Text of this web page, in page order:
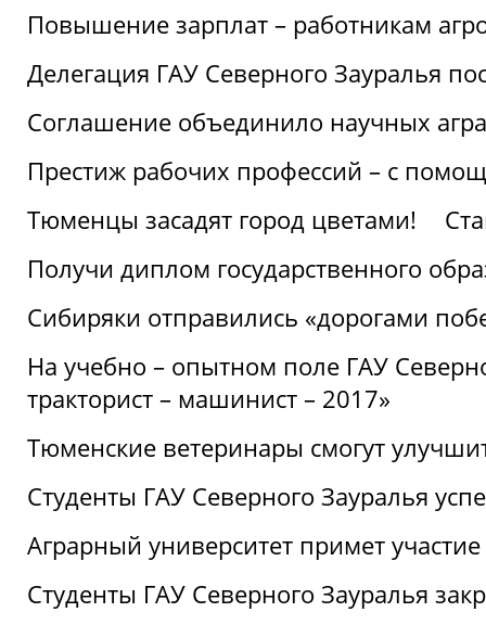
Повышение зарплат – работникам
Делегация ГАУ Северного Зауралья
Соглашение объединило научных
Престиж рабочих профессий – с
Тюменцы засадят город цветами!
Получи диплом государственного
Сибиряки отправились «дорогами
На учебно – опытном поле ГАУ
тракторист – машинист – 2017»
Тюменские ветеринары смогут
Студенты ГАУ Северного Зауралья
Аграрный университет примет
Студенты ГАУ Северного Зауралья